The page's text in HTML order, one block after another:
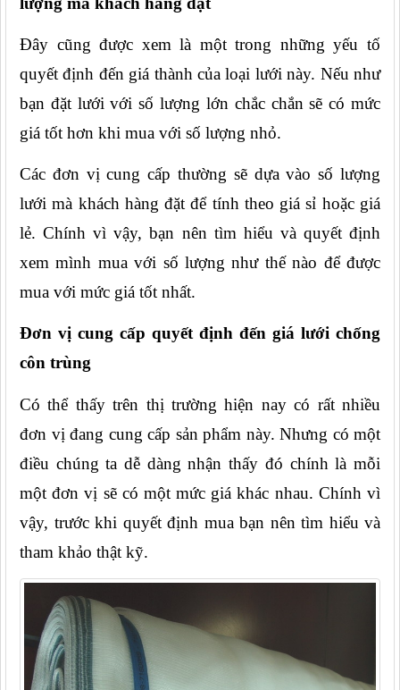
Đây cũng được xem là một trong những yếu tố
quyết định đến giá thành của loại lưới này. Nếu như
bạn đặt lưới với số lượng lớn chắc chắn sẽ có mức
giá tốt hơn khi mua với số lượng nhỏ.
Các đơn vị cung cấp thường sẽ dựa vào số lượng
lưới mà khách hàng đặt để tính theo giá sỉ hoặc giá
lẻ. Chính vì vậy, bạn nên tìm hiểu và quyết định
xem mình mua với số lượng như thế nào để được
mua với mức giá tốt nhất.
Đơn vị cung cấp quyết định đến giá lưới chống
côn trùng
Có thể thấy trên thị trường hiện nay có rất nhiều
đơn vị đang cung cấp sản phẩm này. Nhưng có một
điều chúng ta dễ dàng nhận thấy đó chính là mỗi
một đơn vị sẽ có một mức giá khác nhau. Chính vì
vậy, trước khi quyết định mua bạn nên tìm hiểu và
tham khảo thật kỹ.